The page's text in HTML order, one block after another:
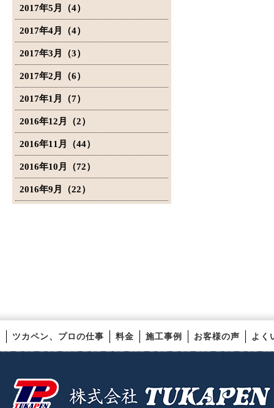
2017年5月（4）
2017年4月（4）
2017年3月（3）
2017年2月（6）
2017年1月（7）
2016年12月（2）
2016年11月（44）
2016年10月（72）
2016年9月（22）
ツカペン、プロの仕事 料金 施工事例 お客様の声 よく